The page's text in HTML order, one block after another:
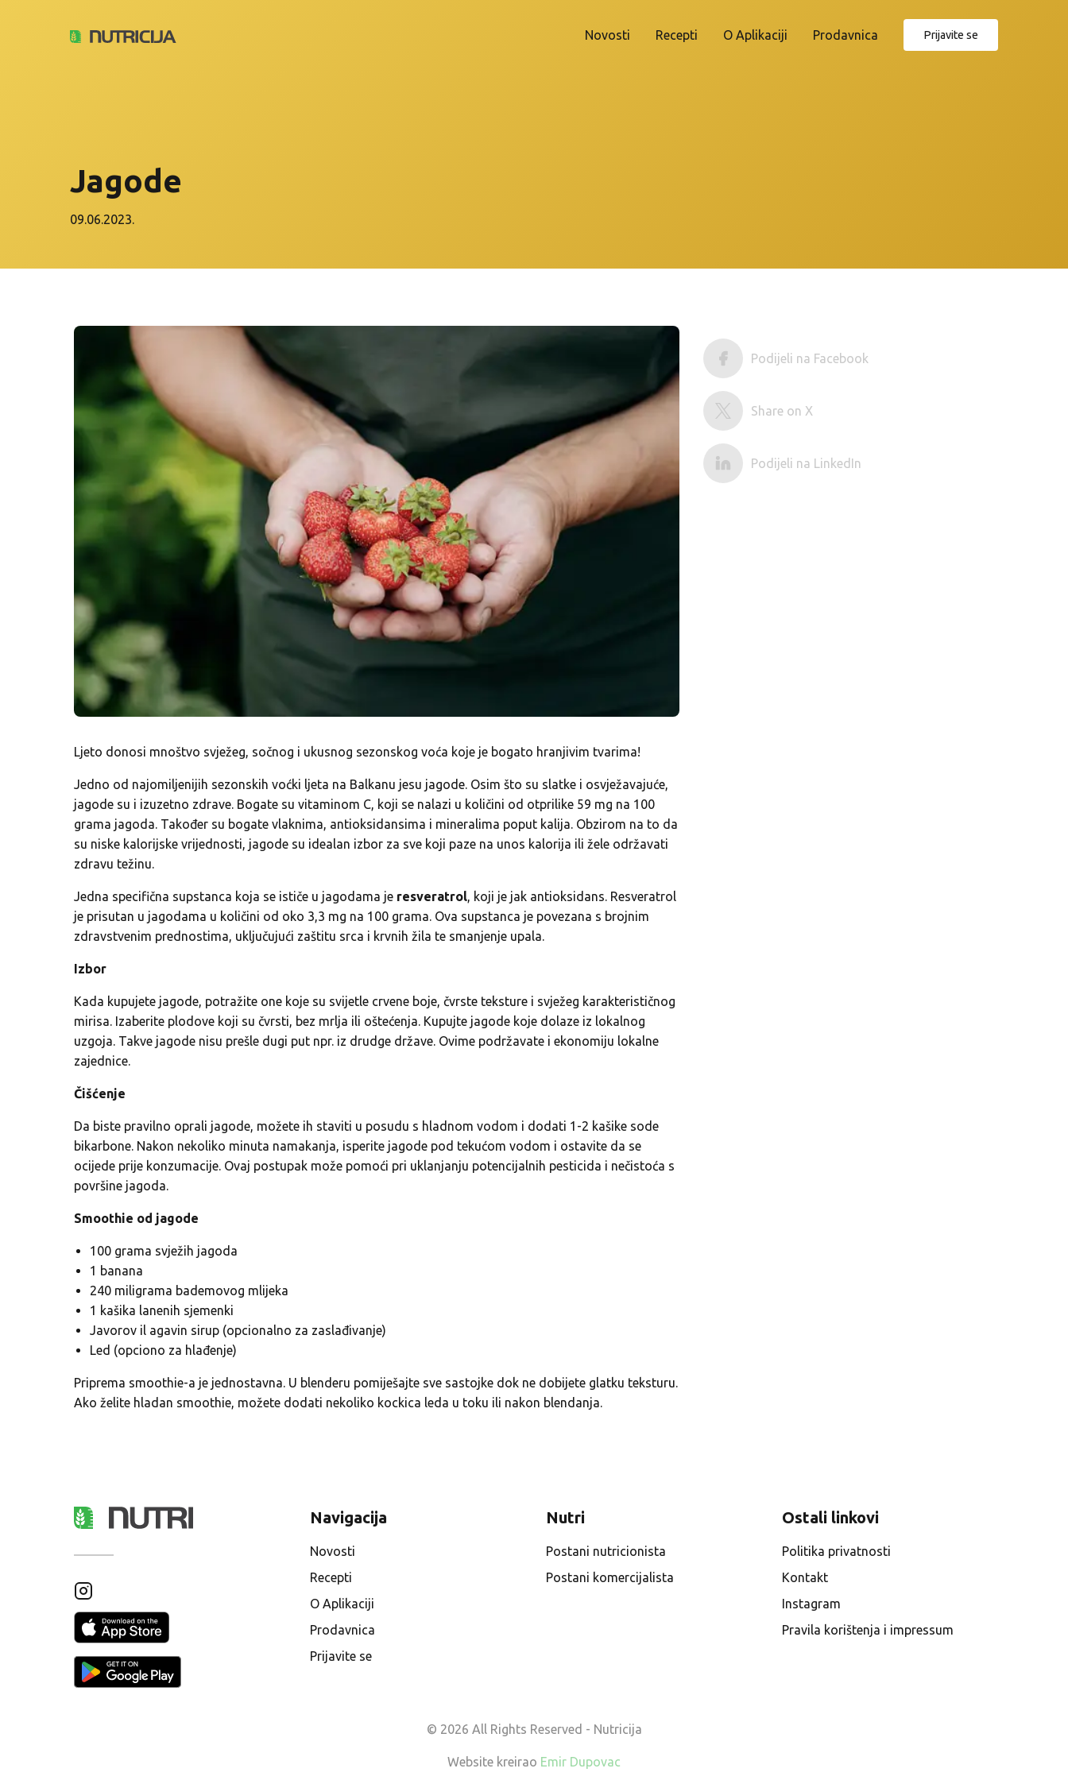
Novosti Recepti O Aplikaciji Prodavnica Prijavite se
Jagode
09.06.2023.
Ljeto donosi mnoštvo svježeg, sočnog i ukusnog sezonskog voća koje je bogato hranjivim tvarima!
Jedno od najomiljenijih sezonskih voćki ljeta na Balkanu jesu jagode. Osim što su slatke i osvježavajuće,
jagode su i izuzetno zdrave. Bogate su vitaminom C, koji se nalazi u količini od otprilike 59 mg na 100
grama jagoda. Također su bogate vlaknima, antioksidansima i mineralima poput kalija. Obzirom na to da
su niske kalorijske vrijednosti, jagode su idealan izbor za sve koji paze na unos kalorija ili žele održavati
zdravu težinu.
Jedna specifična supstanca koja se ističe u jagodama je resveratrol , koji je jak antioksidans. Resveratrol
je prisutan u jagodama u količini od oko 3,3 mg na 100 grama. Ova supstanca je povezana s brojnim
zdravstvenim prednostima, uključujući zaštitu srca i krvnih žila te smanjenje upala.
Izbor
Kada kupujete jagode, potražite one koje su svijetle crvene boje, čvrste teksture i svježeg karakterističnog
mirisa. Izaberite plodove koji su čvrsti, bez mrlja ili oštećenja. Kupujte jagode koje dolaze iz lokalnog
uzgoja. Takve jagode nisu prešle dugi put npr. iz drudge države. Ovime podržavate i ekonomiju lokalne
zajednice.
Čišćenje
Da biste pravilno oprali jagode, možete ih staviti u posudu s hladnom vodom i dodati 1-2 kašike sode
bikarbone. Nakon nekoliko minuta namakanja, isperite jagode pod tekućom vodom i ostavite da se
ocijede prije konzumacije. Ovaj postupak može pomoći pri uklanjanju potencijalnih pesticida i nečistoća s
površine jagoda.
Smoothie od jagode
100 grama svježih jagoda
1 banana
240 miligrama bademovog mlijeka
1 kašika lanenih sjemenki
Javorov il agavin sirup (opcionalno za zaslađivanje)
Led (opciono za hlađenje)
Priprema smoothie-a je jednostavna. U blenderu pomiješajte sve sastojke dok ne dobijete glatku teksturu.
Ako želite hladan smoothie, možete dodati nekoliko kockica leda u toku ili nakon blendanja.
Podijeli na Facebook
Share on X
Podijeli na LinkedIn
Navigacija
Novosti
Recepti
O Aplikaciji
Prodavnica
Prijavite se
Nutri
Postani nutricionista
Postani komercijalista
Ostali linkovi
Politika privatnosti
Kontakt
Instagram
Pravila korištenja i impressum
© 2026 All Rights Reserved - Nutricija
Website kreirao Emir Dupovac